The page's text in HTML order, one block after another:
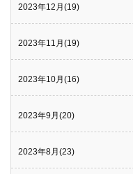
2023年12月(19)
2023年11月(19)
2023年10月(16)
2023年9月(20)
2023年8月(23)